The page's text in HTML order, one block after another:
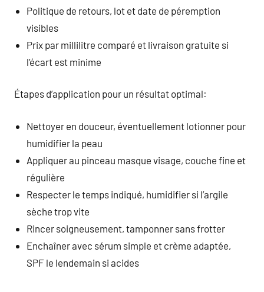
Politique de retours, lot et date de péremption
visibles
Prix par millilitre comparé et livraison gratuite si
l’écart est minime
Étapes d’application pour un résultat optimal:
Nettoyer en douceur, éventuellement lotionner pour
humidifier la peau
Appliquer au pinceau masque visage, couche fine et
régulière
Respecter le temps indiqué, humidifier si l’argile
sèche trop vite
Rincer soigneusement, tamponner sans frotter
Enchaîner avec sérum simple et crème adaptée,
SPF le lendemain si acides